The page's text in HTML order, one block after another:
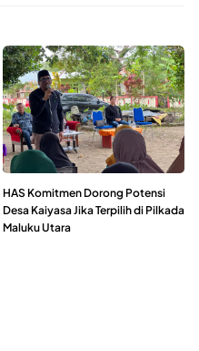
HAS Komitmen Dorong Potensi
Desa Kaiyasa Jika Terpilih di Pilkada
Maluku Utara